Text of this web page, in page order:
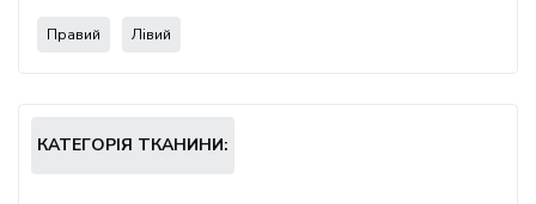
Правий Лівий
КАТЕГОРІЯ ТКАНИНИ: